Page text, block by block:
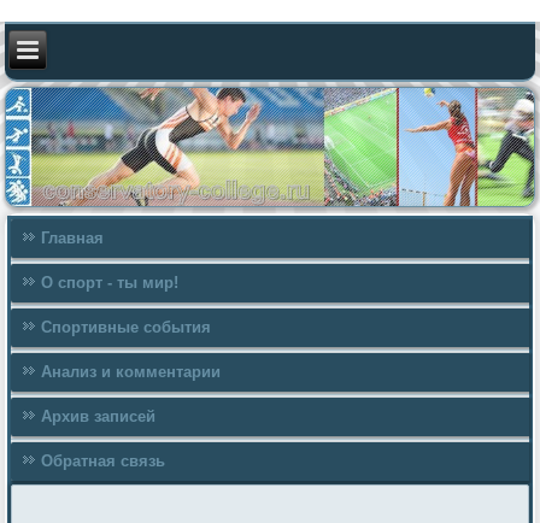
Главная
О спорт - ты мир!
Спортивные события
Анализ и комментарии
Архив записей
Обратная связь